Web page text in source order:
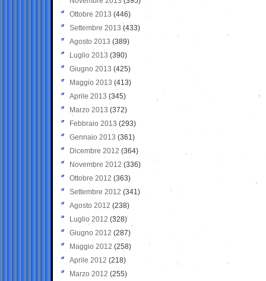
Ottobre 2013 (446)
Settembre 2013 (433)
Agosto 2013 (389)
Luglio 2013 (390)
Giugno 2013 (425)
Maggio 2013 (413)
Aprile 2013 (345)
Marzo 2013 (372)
Febbraio 2013 (293)
Gennaio 2013 (361)
Dicembre 2012 (364)
Novembre 2012 (336)
Ottobre 2012 (363)
Settembre 2012 (341)
Agosto 2012 (238)
Luglio 2012 (328)
Giugno 2012 (287)
Maggio 2012 (258)
Aprile 2012 (218)
Marzo 2012 (255)